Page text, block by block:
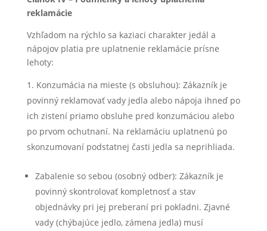
reklamácie
Vzhľadom na rýchlo sa kaziaci charakter jedál a
nápojov platia pre uplatnenie reklamácie prísne
lehoty:
Konzumácia na mieste (s obsluhou): Zákazník je
povinný reklamovať vady jedla alebo nápoja ihneď po
ich zistení priamo obsluhe pred konzumáciou alebo
po prvom ochutnaní. Na reklamáciu uplatnenú po
skonzumovaní podstatnej časti jedla sa neprihliada.
Zabalenie so sebou (osobný odber): Zákazník je
povinný skontrolovať kompletnosť a stav
objednávky pri jej preberaní pri pokladni. Zjavné
vady (chýbajúce jedlo, zámena jedla) musí